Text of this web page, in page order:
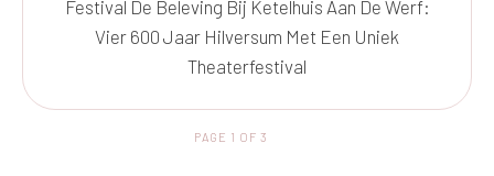
Festival De Beleving Bij Ketelhuis Aan De Werf:
Vier 600 Jaar Hilversum Met Een Uniek
Theaterfestival
PAGE 1 OF 3